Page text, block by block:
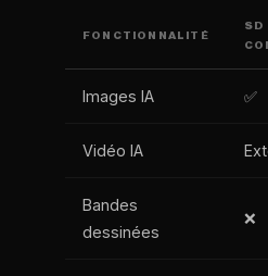
FONCTIONNALITÉ
SD
Images IA ✅
Vidéo IA
Bandes
dessinées
❌